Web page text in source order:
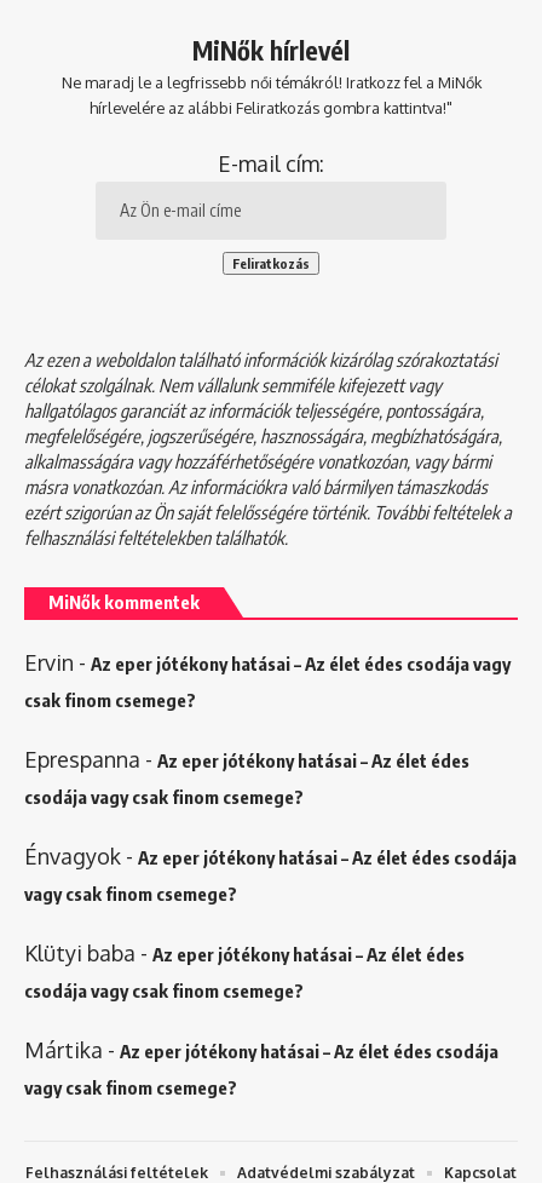
MiNők hírlevél
Ne maradj le a legfrissebb női témákról! Iratkozz fel a MiNők
hírlevelére az alábbi Feliratkozás gombra kattintva!"
E-mail cím:
Az ezen a weboldalon található információk kizárólag szórakoztatási
célokat szolgálnak. Nem vállalunk semmiféle kifejezett vagy
hallgatólagos garanciát az információk teljességére, pontosságára,
megfelelőségére, jogszerűségére, hasznosságára, megbízhatóságára,
alkalmasságára vagy hozzáférhetőségére vonatkozóan, vagy bármi
másra vonatkozóan. Az információkra való bármilyen támaszkodás
ezért szigorúan az Ön saját felelősségére történik. További feltételek a
felhasználási feltételekbentalálhatók.
MiNők kommentek
Ervin - Az eper jótékony hatásai – Az élet édes csodája vagy
csak finom csemege?
Eprespanna - Az eper jótékony hatásai – Az élet édes
csodája vagy csak finom csemege?
Énvagyok - Az eper jótékony hatásai – Az élet édes csodája
vagy csak finom csemege?
Klütyi baba - Az eper jótékony hatásai – Az élet édes
csodája vagy csak finom csemege?
Mártika - Az eper jótékony hatásai – Az élet édes csodája
vagy csak finom csemege?
Felhasználási feltételek Adatvédelmi szabályzat Kapcsolat